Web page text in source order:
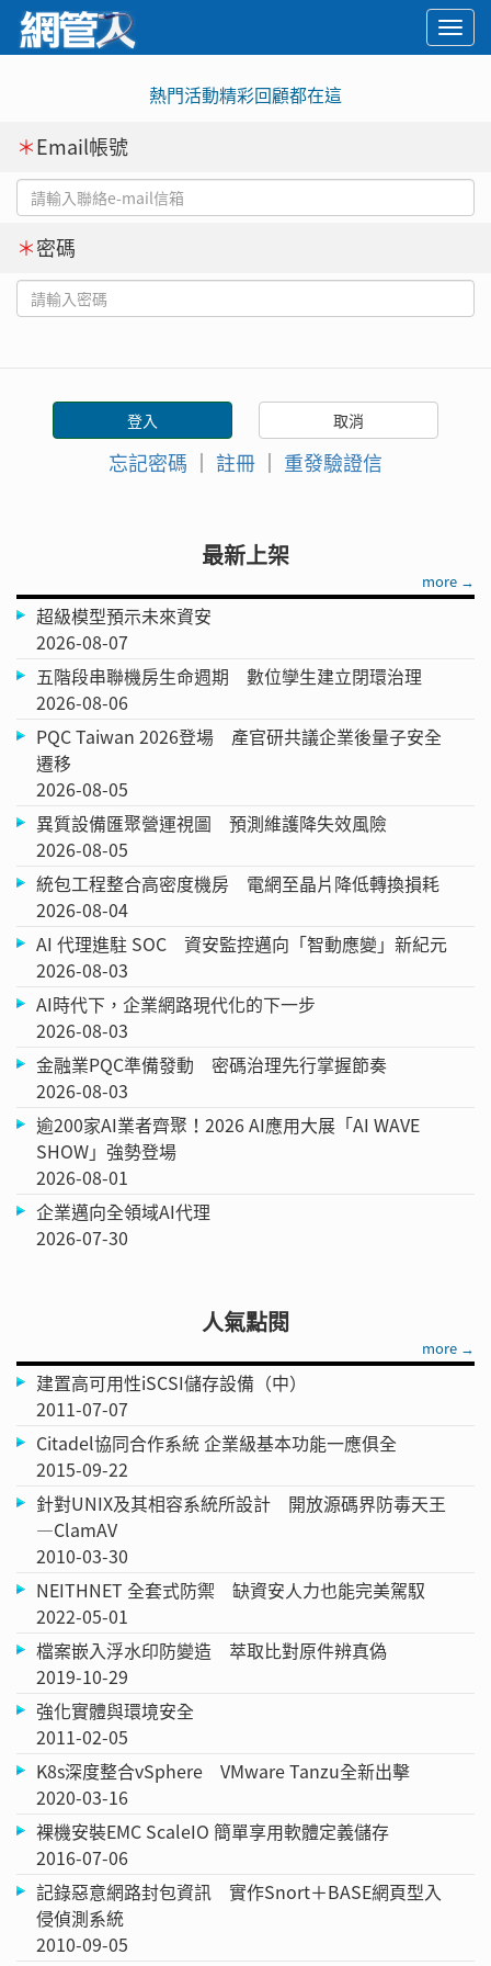
熱門活動精彩回顧都在這
＊Email帳號
＊密碼
忘記密碼 ｜ 註冊 ｜ 重發驗證信
最新上架
more →
超級模型預示未來資安
2026-08-07
五階段串聯機房生命週期 數位孿生建立閉環治理
2026-08-06
PQC Taiwan 2026登場 產官研共議企業後量子安全
遷移
2026-08-05
異質設備匯聚營運視圖 預測維護降失效風險
2026-08-05
統包工程整合高密度機房 電網至晶片降低轉換損耗
2026-08-04
AI 代理進駐 SOC 資安監控邁向「智動應變」新紀元
2026-08-03
AI時代下，企業網路現代化的下一步
2026-08-03
金融業PQC準備發動 密碼治理先行掌握節奏
2026-08-03
逾200家AI業者齊聚！2026 AI應用大展「AI WAVE
SHOW」強勢登場
2026-08-01
企業邁向全領域AI代理
2026-07-30
人氣點閱
more →
建置高可用性iSCSI儲存設備（中）
2011-07-07
Citadel協同合作系統 企業級基本功能一應俱全
2015-09-22
針對UNIX及其相容系統所設計 開放源碼界防毒天王
—ClamAV
2010-03-30
NEITHNET 全套式防禦 缺資安人力也能完美駕馭
2022-05-01
檔案嵌入浮水印防變造 萃取比對原件辨真偽
2019-10-29
強化實體與環境安全
2011-02-05
K8s深度整合vSphere VMware Tanzu全新出擊
2020-03-16
裸機安裝EMC ScaleIO 簡單享用軟體定義儲存
2016-07-06
記錄惡意網路封包資訊 實作Snort＋BASE網頁型入
侵偵測系統
2010-09-05